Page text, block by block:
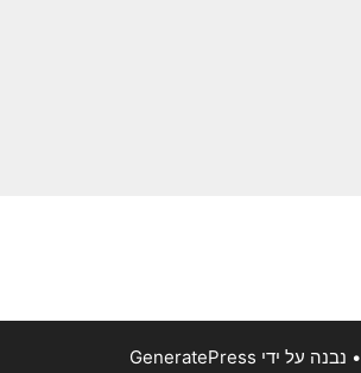
• נבנה על ידי GeneratePress